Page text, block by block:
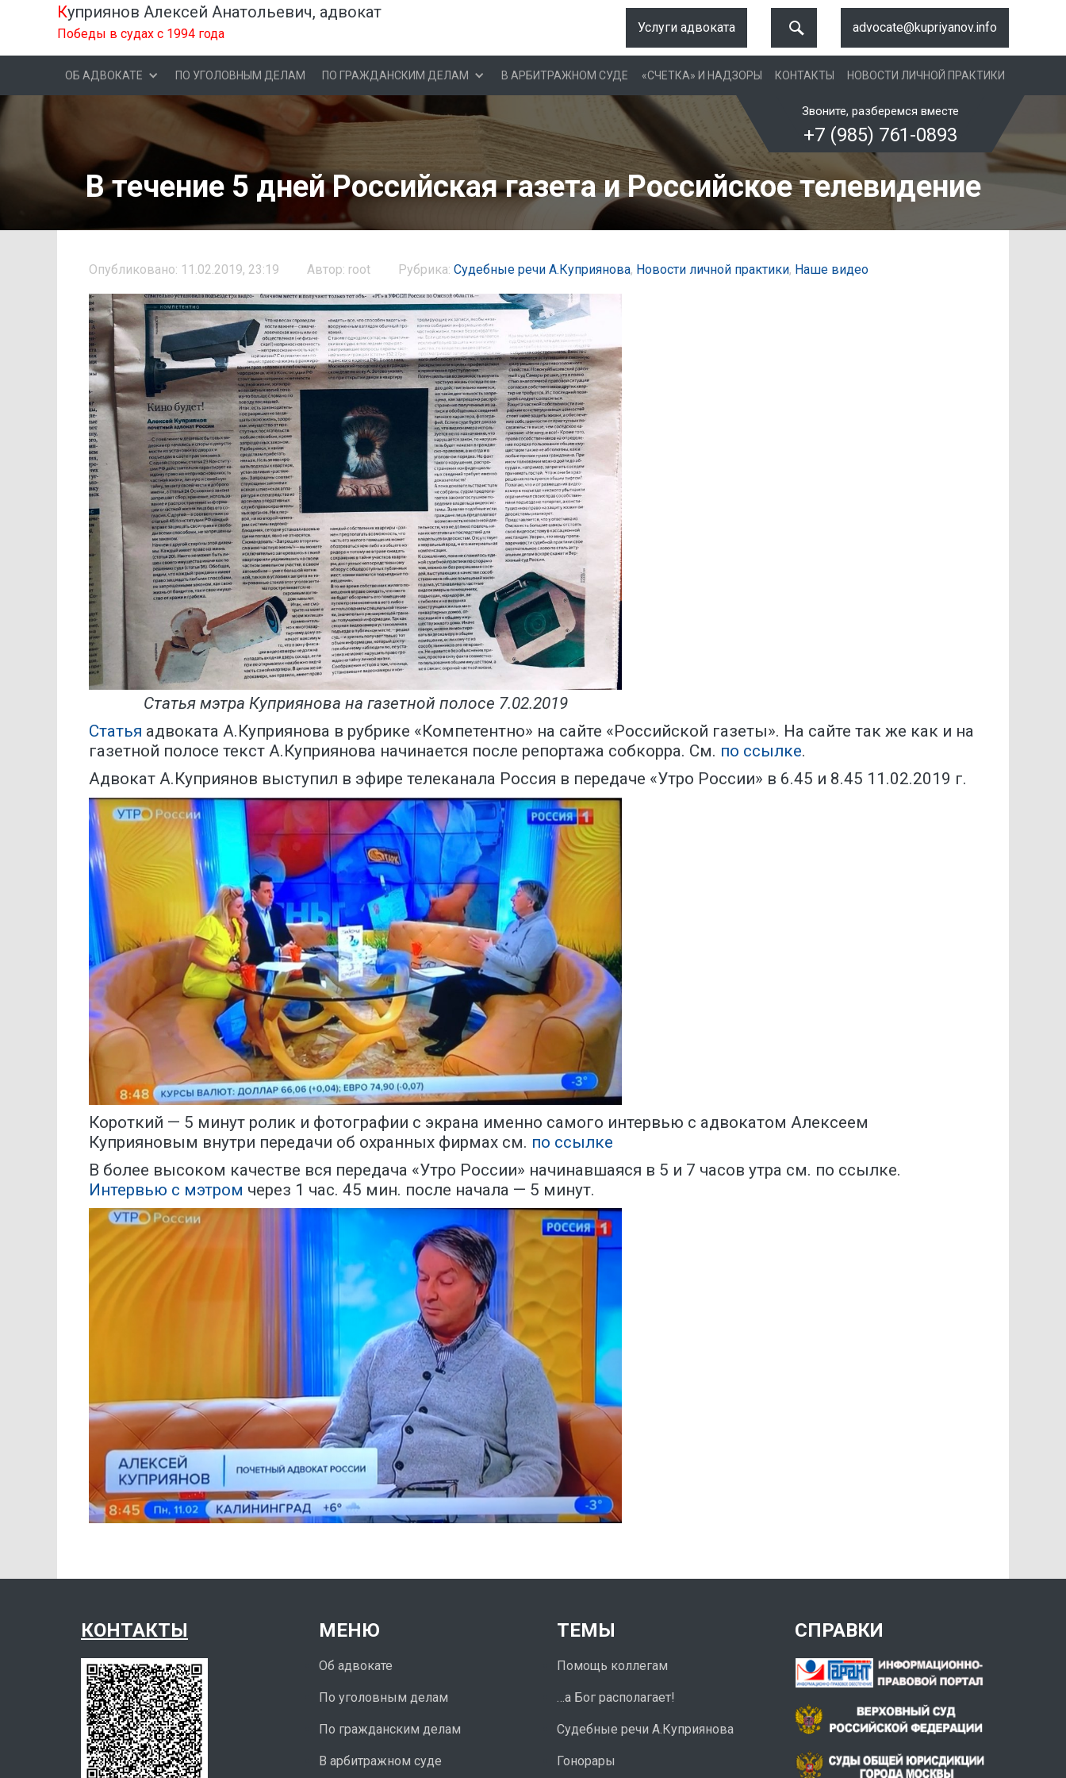
Куприянов Алексей Анатольевич, адвокат
Победы в судах с 1994 года advocate@kupriyanov.info
Услуги адвоката
Звоните, разберемся вместе
+7 (985) 761-0893
ОБ АДВОКАТЕ ПО УГОЛОВНЫМ ДЕЛАМ ПО ГРАЖДАНСКИМ ДЕЛАМ В АРБИТРАЖНОМ СУДЕ «СЧЕТКА» И НАДЗОРЫ КОНТАКТЫ НОВОСТИ ЛИЧНОЙ ПРАКТИКИ
В течение 5 дней Российская газета и Российское телевидение
Опубликовано: 11.02.2019, 23:19 Автор: root Рубрика: Судебные речи А.Куприянова, Новости личной практики, Наше видео
Статья мэтра Куприянова на газетной полосе 7.02.2019
Статья адвоката А.Куприянова в рубрике «Компетентно» на сайте «Российской газеты». На сайте так же как и на
газетной полосе текст А.Куприянова начинается после репортажа собкорра. См. по ссылке.
Адвокат А.Куприянов выступил в эфире телеканала Россия в передаче «Утро России» в 6.45 и 8.45 11.02.2019 г.
Короткий — 5 минут ролик и фотографии с экрана именно самого интервью с адвокатом Алексеем
Куприяновым внутри передачи об охранных фирмах см. по ссылке
В более высоком качестве вся передача «Утро России» начинавшаяся в 5 и 7 часов утра см. по ссылке.
Интервью с мэтром через 1 час. 45 мин. после начала — 5 минут.
КОНТАКТЫ МЕНЮ
Об адвокате
По уголовным делам
По гражданским делам
В арбитражном суде
ТЕМЫ
Помощь коллегам
…а Бог располагает!
Судебные речи А.Куприянова
Гонорары
СПРАВКИ